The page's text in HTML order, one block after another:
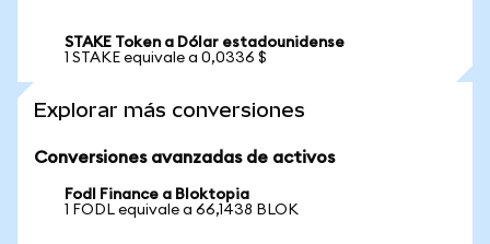
STAKE Token a Dólar estadounidense
1 STAKE equivale a 0,0336 $
Explorar más conversiones
Conversiones avanzadas de activos
Fodl Finance a Bloktopia
1 FODL equivale a 66,1438 BLOK